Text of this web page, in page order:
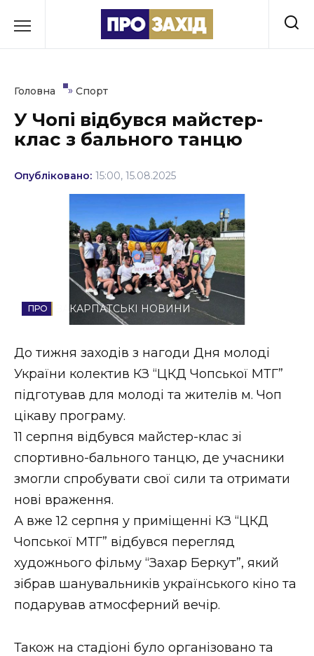
до
Культура
Освіта
Політика
Соціум
Стиль життя
Втрачений Ужгород
Втрачений Ужгород (відеоверсія)
ЗАКАРПАТСЬКІ НОВИНИ
НОВИНИ ЗАХІДНОЇ УКРАЇНИ
ФОТО
Головна » Спорт
У Чопі відбувся майстер-
клас з бального танцю
Опубліковано: 15:00, 15.08.2025
ЗАКАРПАТСЬКІ НОВИНИ
До тижня заходів з нагоди Дня молоді
України колектив КЗ “ЦКД Чопської МТГ”
підготував для молоді та жителів м. Чоп
цікаву програму.
11 серпня відбувся майстер-клас зі
спортивно-бального танцю, де учасники
змогли спробувати свої сили та отримати
нові враження.
А вже 12 серпня у приміщенні КЗ “ЦКД
Чопської МТГ” відбувся перегляд
художнього фільму “Захар Беркут”, який
зібрав шанувальників українського кіно та
подарував атмосферний вечір.
Також на стадіоні було організовано та